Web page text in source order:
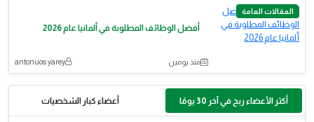
المقالات العامة
أفضل الوظائف المطلوبة في ألمانيا عام 2026
منذ يومين antonuos yarey
أكثر الأعضاء ربح في آخر 30 يومًا أعضاء كبار الشخصيات